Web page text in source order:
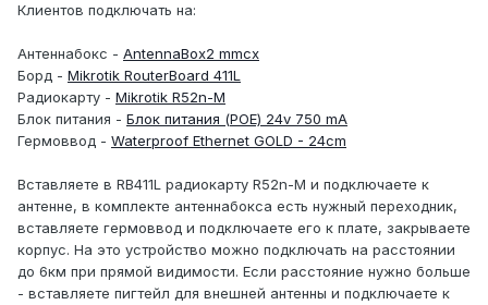
Клиентов подключать на:
Антеннабокс - AntennaBox2 mmcx
Борд - Mikrotik RouterBoard 411L
Радиокарту - Mikrotik R52n-M
Блок питания - Блок питания (POE) 24v 750 mA
Гермоввод - Waterproof Ethernet GOLD - 24cm
Вставляете в RB411L радиокарту R52n-M и подключаете к
антенне, в комплекте антеннабокса есть нужный переходник,
вставляете гермоввод и подключаете его к плате, закрываете
корпус. На это устройство можно подключать на расстоянии
до 6км при прямой видимости. Если расстояние нужно больше
- вставляете пигтейл для внешней антенны и подключаете к